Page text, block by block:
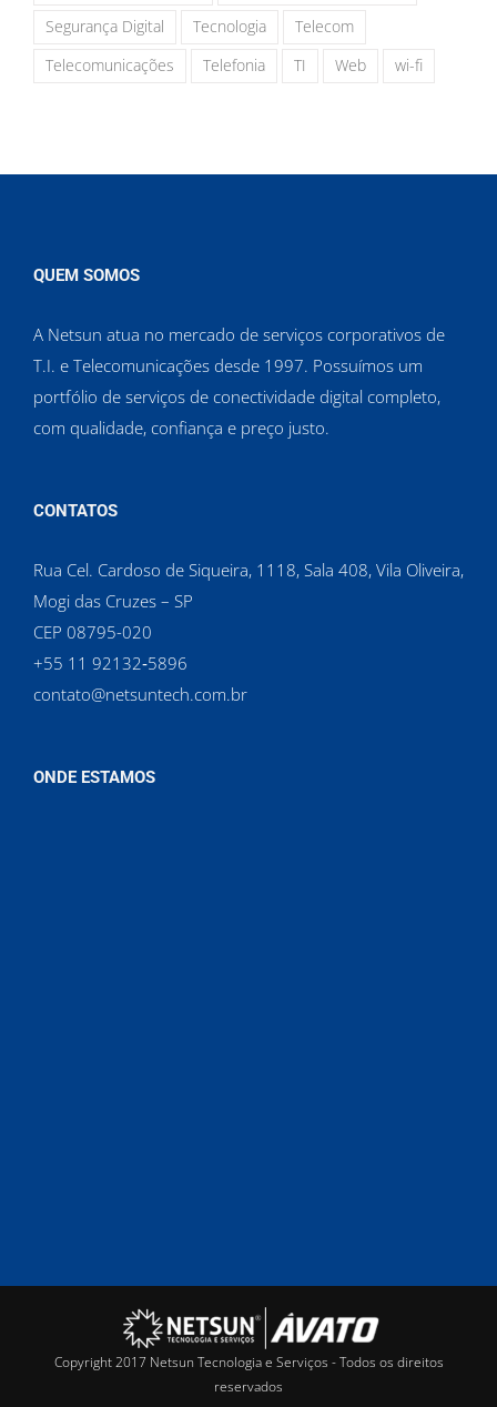
Segurança Digital
Tecnologia
Telecom
Telecomunicações
Telefonia TI Web wi-fi
QUEM SOMOS
A Netsun atua no mercado de serviços corporativos de
T.I. e Telecomunicações desde 1997. Possuímos um
portfólio de serviços de conectividade digital completo,
com qualidade, confiança e preço justo.
CONTATOS
Rua Cel. Cardoso de Siqueira, 1118, Sala 408, Vila Oliveira,
Mogi das Cruzes – SP
CEP 08795-020
‪+55 11 92132‑5896‬
contato@netsuntech.com.br
ONDE ESTAMOS
Copyright 2017 Netsun Tecnologia e Serviços - Todos os direitos
reservados